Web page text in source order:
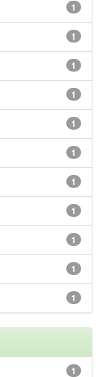
1
1
1
1
1
1
1
1
1
1
1
1